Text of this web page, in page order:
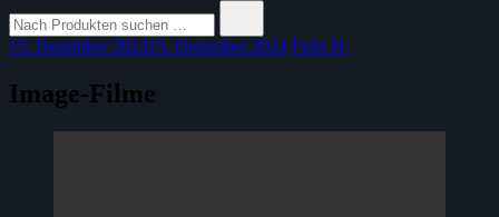
nach:
15. Dezember 202415. Dezember 2024 Felix H.
Image-Filme